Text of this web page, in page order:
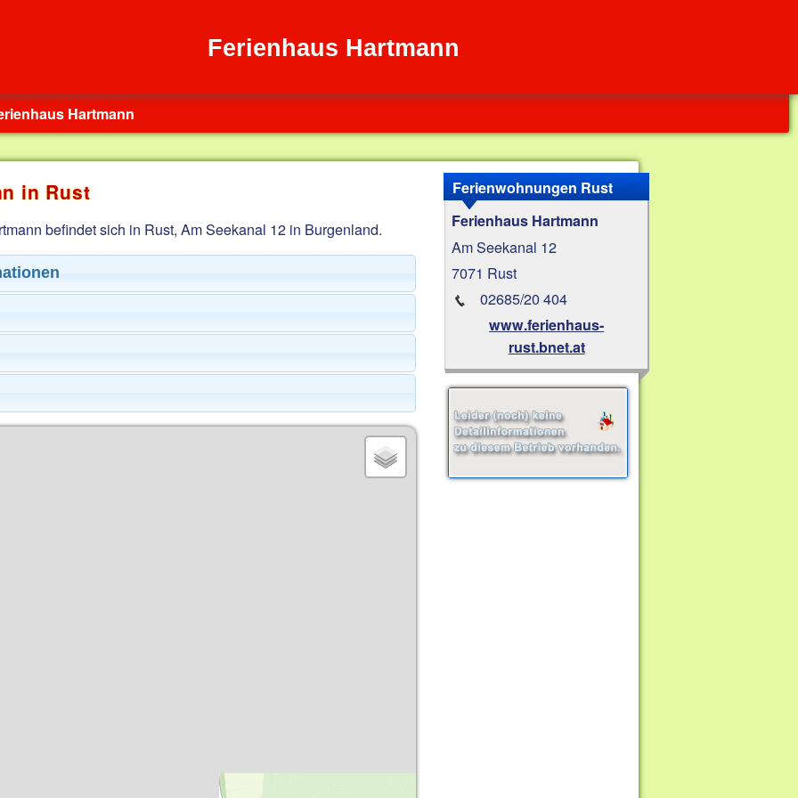
Ferienhaus Hartmann
Hartmann
in Rust
befindet sich in Rust, Am Seekanal 12 in Burgenland.
Ferienwohnungen Rust
Ferienhaus Hartmann
Am Seekanal 12
7071 Rust
02685/20 404
www.ferienhaus-
rust.bnet.at